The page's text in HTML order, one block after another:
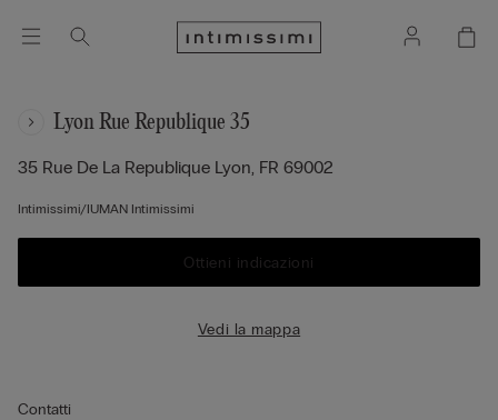
Lyon Rue Republique 35
35 Rue De La Republique Lyon, FR 69002
Intimissimi/IUMAN Intimissimi
Ottieni indicazioni
Vedi la mappa
Contatti